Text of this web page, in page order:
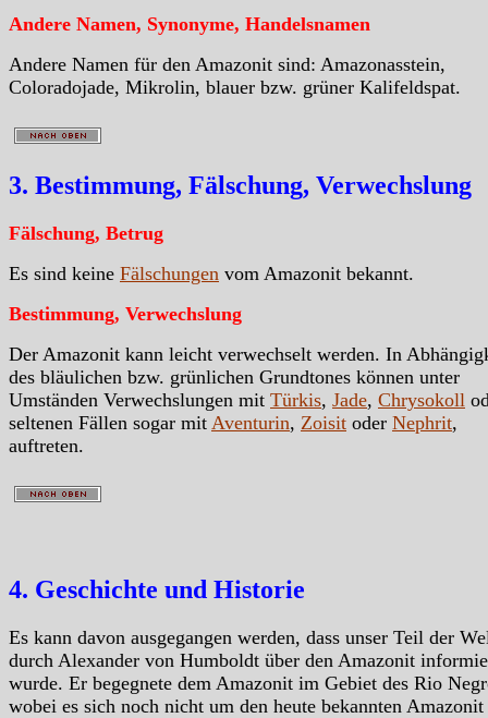
Andere Namen, Synonyme, Handelsnamen
Andere Namen für den Amazonit sind: Amazonasstein,
Coloradojade, Mikrolin, blauer bzw. grüner Kalifeldspat.
3. Bestimmung, Fälschung, Verwechslung
Fälschung, Betrug
Es sind keine Fälschungen vom Amazonit bekannt.
Bestimmung, Verwechslung
Der Amazonit kann leicht verwechselt werden. In
des bläulichen bzw. grünlichen Grundtones können unter
Umständen Verwechslungen mit Türkis, Jade, Chrysokoll
seltenen Fällen sogar mit Aventurin, Zoisit oder Nephrit,
auftreten.
4. Geschichte und Historie
Es kann davon ausgegangen werden, dass unser Teil der
durch Alexander von Humboldt über den Amazonit
wurde. Er begegnete dem Amazonit im Gebiet des Rio
wobei es sich noch nicht um den heute bekannten Amazonit